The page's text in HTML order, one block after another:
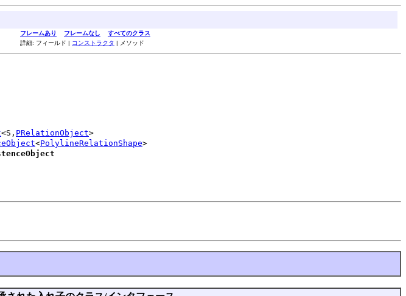
フレームあり フレームなし
すべてのクラス
詳細: フィールド | コンストラクタ | メソッド
<S, PRelationObject>
<PolylineRelationShape>